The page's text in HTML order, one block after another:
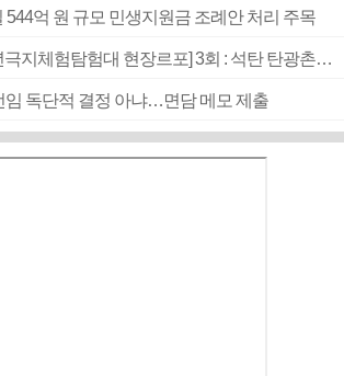
544억 원 규모 민생지원금 조례안 처리 주목
[2026 부산청소년극지체험탐험대 현장르포] 3회 : 석탄 탄광촌에서 북극 연구의 중심지로
임 독단적 결정 아냐…면담 메모 제출